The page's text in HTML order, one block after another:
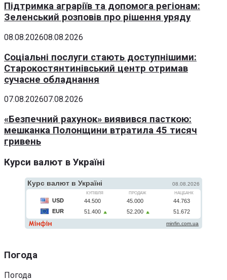
Підтримка аграріїв та допомога регіонам:
Зеленський розповів про рішення уряду
08.08.202608.08.2026
Соціальні послуги стають доступнішими:
Старокостянтинівський центр отримав
сучасне обладнання
07.08.202607.08.2026
«Безпечний рахунок» виявився пасткою:
мешканка Полонщини втратила 45 тисяч
гривень
Курси валют в Україні
Погода
Погода